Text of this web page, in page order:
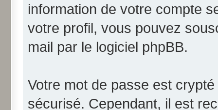
information de votre compte
votre profil, vous pouvez
mail par le logiciel phpBB.
Votre mot de passe est
sécurisé. Cependant, il est